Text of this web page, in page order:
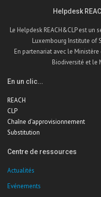
Helpdesk
Le Helpdesk REACH&CLP est
Luxembourg Institute of
En partenariat avec le
Biodiversité et le
En un clic...
REACH
CLP
Chaîne d'approvisionnement
Substitution
Centre de ressources
Actualités
Evénements